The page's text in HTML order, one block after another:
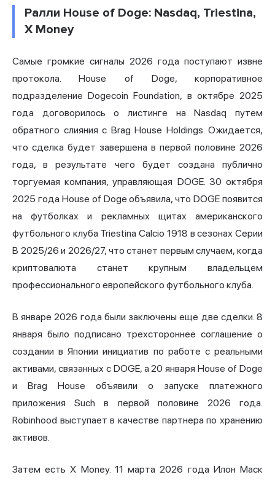
Ралли House of Doge: Nasdaq, Triestina,
X Money
Самые громкие сигналы 2026 года поступают извне
протокола. House of Doge, корпоративное
подразделение Dogecoin Foundation, в октябре 2025
года договорилось о листинге на Nasdaq путем
обратного слияния с Brag House Holdings. Ожидается,
что сделка будет завершена в первой половине 2026
года, в результате чего будет создана публично
торгуемая компания, управляющая DOGE. 30 октября
2025 года House of Doge объявила, что DOGE появится
на футболках и рекламных щитах американского
футбольного клуба Triestina Calcio 1918 в сезонах Серии
B 2025/26 и 2026/27, что станет первым случаем, когда
криптовалюта станет крупным владельцем
профессионального европейского футбольного клуба.
В январе 2026 года были заключены еще две сделки. 8
января было подписано трехстороннее соглашение о
создании в Японии инициатив по работе с реальными
активами, связанных с DOGE, а 20 января House of Doge
и Brag House объявили о запуске платежного
приложения Such в первой половине 2026 года.
Robinhood выступает в качестве партнера по хранению
активов.
Затем есть X Money. 11 марта 2026 года Илон Маск